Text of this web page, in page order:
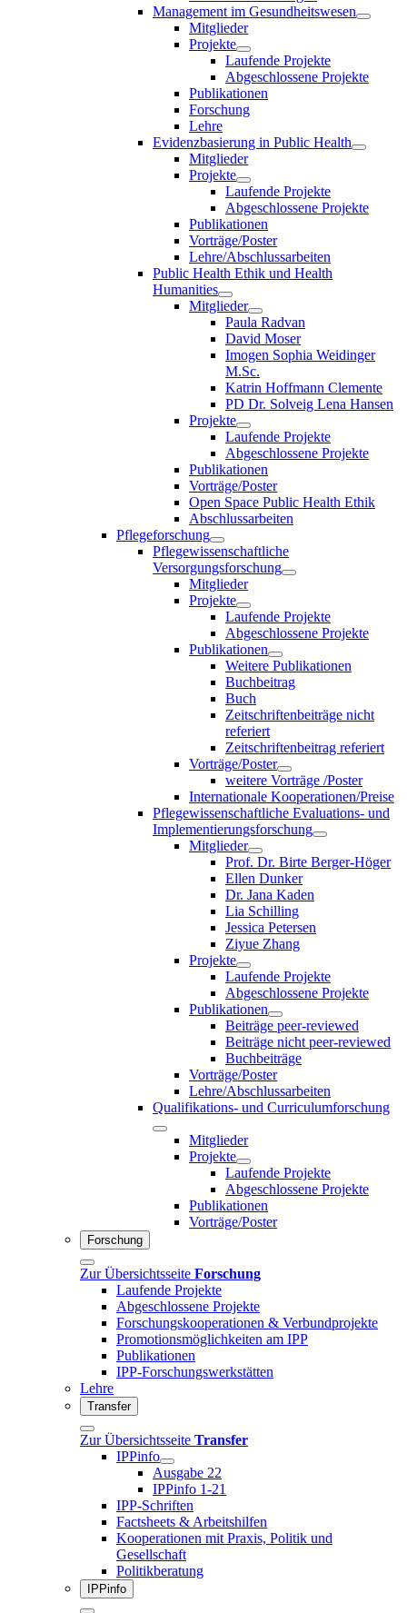
Management im Gesundheitswesen
Mitglieder
Projekte
Laufende Projekte
Abgeschlossene Projekte
Publikationen
Forschung
Lehre
Evidenzbasierung in Public Health
Mitglieder
Projekte
Laufende Projekte
Abgeschlossene Projekte
Publikationen
Vorträge/Poster
Lehre/Abschlussarbeiten
Public Health Ethik und Health
Humanities
Mitglieder
Paula Radvan
David Moser
Imogen Sophia Weidinger
M.Sc.
Katrin Hoffmann Clemente
PD Dr. Solveig Lena Hansen
Projekte
Laufende Projekte
Abgeschlossene Projekte
Publikationen
Vorträge/Poster
Open Space Public Health Ethik
Abschlussarbeiten
Pflegeforschung
Pflegewissenschaftliche
Versorgungsforschung
Mitglieder
Projekte
Laufende Projekte
Abgeschlossene Projekte
Publikationen
Weitere Publikationen
Buchbeitrag
Buch
Zeitschriftenbeiträge nicht
referiert
Zeitschriftenbeitrag referiert
Vorträge/Poster
weitere Vorträge /Poster
Internationale Kooperationen/Preise
Pflegewissenschaftliche Evaluations- und
Implementierungsforschung
Mitglieder
Prof. Dr. Birte Berger-Höger
Ellen Dunker
Dr. Jana Kaden
Lia Schilling
Jessica Petersen
Ziyue Zhang
Projekte
Laufende Projekte
Abgeschlossene Projekte
Publikationen
Beiträge peer-reviewed
Beiträge nicht peer-reviewed
Buchbeiträge
Vorträge/Poster
Lehre/Abschlussarbeiten
Qualifikations- und Curriculumforschung
Mitglieder
Projekte
Laufende Projekte
Abgeschlossene Projekte
Publikationen
Vorträge/Poster
Forschung
Zur Übersichtsseite Forschung
Laufende Projekte
Abgeschlossene Projekte
Forschungskooperationen & Verbundprojekte
Promotionsmöglichkeiten am IPP
Publikationen
IPP-Forschungswerkstätten
Lehre
Transfer
Zur Übersichtsseite Transfer
IPPinfo
Ausgabe 22
IPPinfo 1-21
IPP-Schriften
Factsheets & Arbeitshilfen
Kooperationen mit Praxis, Politik und
Gesellschaft
Politikberatung
IPPinfo